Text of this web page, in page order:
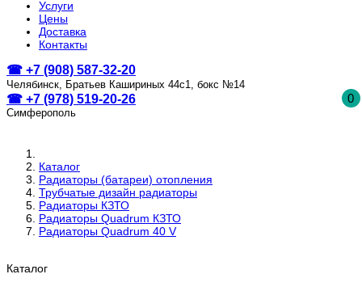
Услуги
Цены
Доставка
Контакты
☎ +7 (908) 587-32-20
Челябинск, Братьев Кашириных 44с1, бокс №14
☎ +7 (978) 519-20-26
Симферополь
0
Каталог
Радиаторы (батареи) отопления
Трубчатые дизайн радиаторы
Радиаторы КЗТО
Радиаторы Quadrum КЗТО
Радиаторы Quadrum 40 V
Каталог